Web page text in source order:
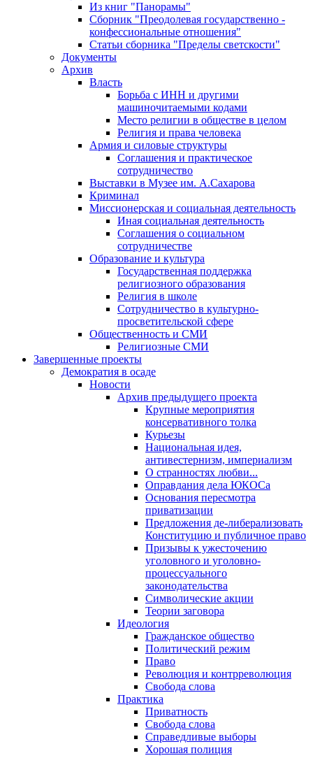
Из книг "Панорамы"
Сборник "Преодолевая государственно -
конфессиональные отношения"
Статьи сборника "Пределы светскости"
Документы
Архив
Власть
Борьба с ИНН и другими
машиночитаемыми кодами
Место религии в обществе в целом
Религия и права человека
Армия и силовые структуры
Соглашения и практическое
сотрудничество
Выставки в Музее им. А.Сахарова
Криминал
Миссионерская и социальная деятельность
Иная социальная деятельность
Соглашения о социальном
сотрудничестве
Образование и культура
Государственная поддержка
религиозного образования
Религия в школе
Сотрудничество в культурно-
просветительской сфере
Общественность и СМИ
Религиозные СМИ
Завершенные проекты
Демократия в осаде
Новости
Архив предыдущего проекта
Крупные мероприятия
консервативного толка
Курьезы
Национальная идея,
антивестернизм, империализм
О странностях любви...
Оправдания дела ЮКОСа
Основания пересмотра
приватизации
Предложения де-либерализовать
Конституцию и публичное право
Призывы к ужесточению
уголовного и уголовно-
процессуального
законодательства
Символические акции
Теории заговора
Идеология
Гражданское общество
Политический режим
Право
Революция и контрреволюция
Свобода слова
Практика
Приватность
Свобода слова
Справедливые выборы
Хорошая полиция